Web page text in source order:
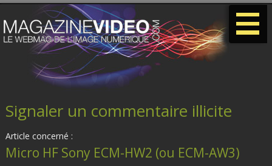
Signaler un commentaire illicite
Article concerné :
Micro HF Sony ECM-HW2 (ou ECM-AW3)
-
-
-